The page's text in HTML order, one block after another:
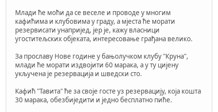
Млади ће моћи да се веселе и проводе у многим
кафићима и клубовима у граду, а мјеста ће морати
резервисати унапријед, јер је, кажу власници
угоститељских објеката, интересовање грађана велико.
За прославу Нове године у бањолучком клубу "Круна",
млади ће морати издвојити 60 марака, а у ту цијену
укључена је резервација и шведски сто.
Кафић "Тавита" ће за своје госте уз резервацију, која кошта
30 марака, обезбиједити и једно бесплатно пиће.